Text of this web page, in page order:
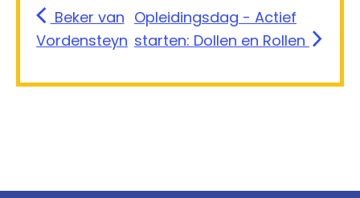
Beker van
Vordensteyn
Opleidingsdag - Actief
starten: Dollen en Rollen